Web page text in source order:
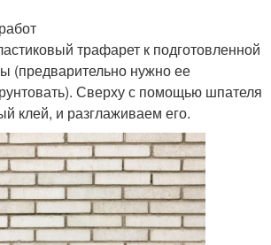
трафарет к подготовленной
(предварительно нужно ее
Сверху с помощью шпателя
клей, и разглаживаем его.